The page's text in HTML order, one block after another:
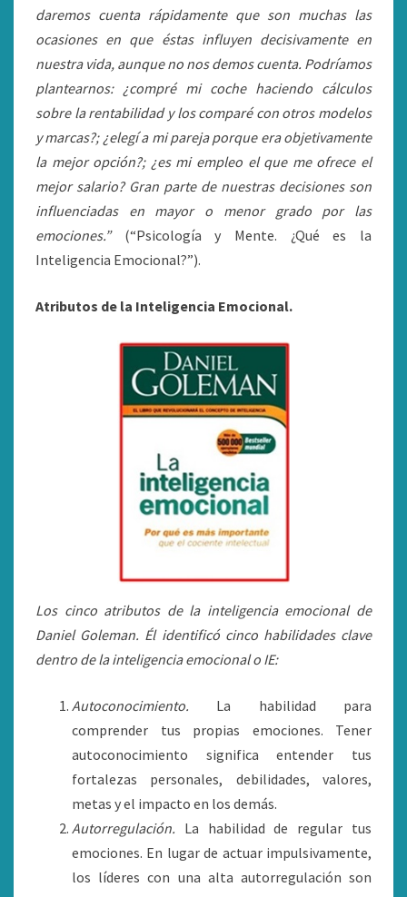
daremos cuenta rápidamente que son muchas las
ocasiones en que éstas influyen decisivamente en
nuestra vida, aunque no nos demos cuenta. Podríamos
plantearnos: ¿compré mi coche haciendo cálculos
sobre la rentabilidad y los comparé con otros modelos
y marcas?; ¿elegí a mi pareja porque era objetivamente
la mejor opción?; ¿es mi empleo el que me ofrece el
mejor salario? Gran parte de nuestras decisiones son
influenciadas en mayor o menor grado por las
emociones.”(“Psicología y Mente. ¿Qué es la
Inteligencia Emocional?”).
Atributos de la Inteligencia Emocional.
Los cinco atributos de la inteligencia emocional de
Daniel Goleman. Él identificó cinco habilidades clave
dentro de la inteligencia emocional o IE:
Autoconocimiento. La habilidad para
comprender tus propias emociones. Tener
autoconocimiento significa entender tus
fortalezas personales, debilidades, valores,
metas y el impacto en los demás.
Autorregulación. La habilidad de regular tus
emociones. En lugar de actuar impulsivamente,
los líderes con una alta autorregulación son